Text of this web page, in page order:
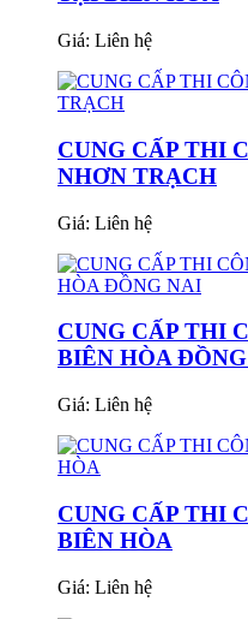
Giá: Liên hệ
CUNG CẤP THI
NHƠN TRẠCH
Giá: Liên hệ
CUNG CẤP THI
BIÊN HÒA
Giá: Liên hệ
CUNG CẤP THI
BIÊN HÒA
Giá: Liên hệ